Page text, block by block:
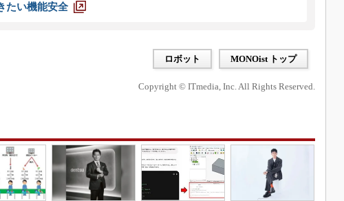
たい機能安全
ロボット MONOist トップ
Copyright © ITmedia, Inc. All Rights Reserved.